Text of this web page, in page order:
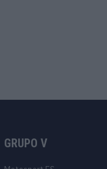
GRUPO V